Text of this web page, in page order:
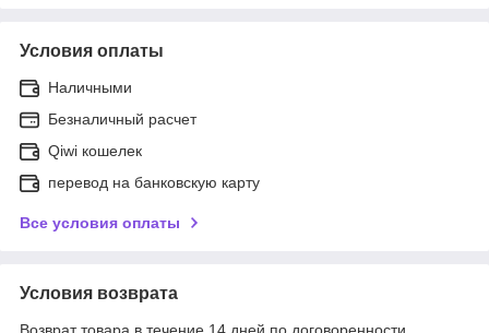
Условия оплаты
Наличными
Безналичный расчет
Qiwi кошелек
перевод на банковскую карту
Все условия оплаты
Условия возврата
Возврат товара в течение 14 дней по договоренности